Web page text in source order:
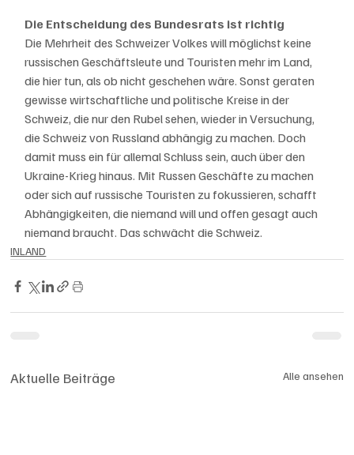
Die Entscheidung des Bundesrats ist richtig
Die Mehrheit des Schweizer Volkes will möglichst keine
russischen Geschäftsleute und Touristen mehr im Land,
die hier tun, als ob nicht geschehen wäre. Sonst geraten
gewisse wirtschaftliche und politische Kreise in der
Schweiz, die nur den Rubel sehen, wieder in Versuchung,
die Schweiz von Russland abhängig zu machen. Doch
damit muss ein für allemal Schluss sein, auch über den
Ukraine-Krieg hinaus. Mit Russen Geschäfte zu machen
oder sich auf russische Touristen zu fokussieren, schafft
Abhängigkeiten, die niemand will und offen gesagt auch
niemand braucht. Das schwächt die Schweiz.
INLAND
Aktuelle Beiträge Alle ansehen